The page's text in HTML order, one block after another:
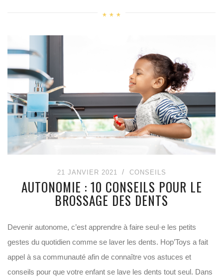
21 JANVIER 2021 CONSEILS
AUTONOMIE : 10 CONSEILS POUR LE
BROSSAGE DES DENTS
Devenir autonome, c’est apprendre à faire seul·e les petits
gestes du quotidien comme se laver les dents. Hop’Toys a fait
appel à sa communauté afin de connaître vos astuces et
conseils pour que votre enfant se lave les dents tout seul. Dans